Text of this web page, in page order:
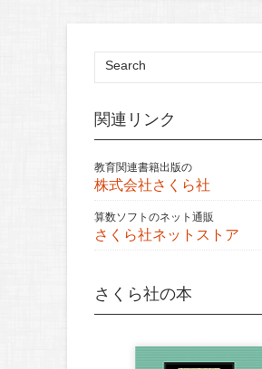
関連リンク
教育関連書籍出版の
株式会社さくら社
算数ソフトのネット通販
さくら社ネットストア
さくら社の本